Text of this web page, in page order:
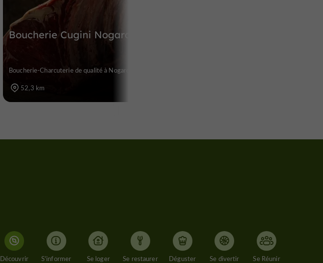
Boucherie Cugini Nogaro
Boucherie-Charcuterie de qualité à Nogaro
52,3 km
Découvrir S'informer Se loger Se restaurer Déguster Se divertir Se Réunir